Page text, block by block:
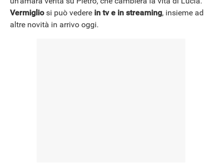
Vermigliosi può vedere in tv e in streaming, insieme ad
altre novità in arrivo oggi.